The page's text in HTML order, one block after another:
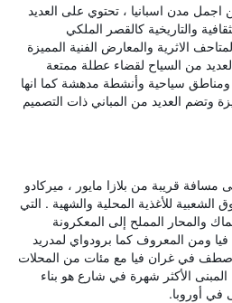
اجمل مدن اسبانيا ، تحتوي على العديد
والتاريخية كالقصر الملكي
الاثرية والمعارض الفنية المميزة
من السياح لقضاء عطلة ممتعة
سياحية وأنشطة مدهشة كما انها
وتضم العديد من المباني ذات التصميم
قريبة من بلازا مايور ، ميركادو
للأغذية المحلية والشهية . التي
والمحار المملح إلى المعكرونة
ومن المعروف كما برودواي لمدريد
واصطف في غران فيا مع مئات من المحلات
الأكثر شهرة في شارع هو بناء
في أوروبا.